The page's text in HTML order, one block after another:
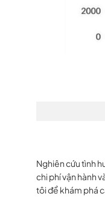
Nghiên cứu tình
chi phí vận hành
tôi để khám phá